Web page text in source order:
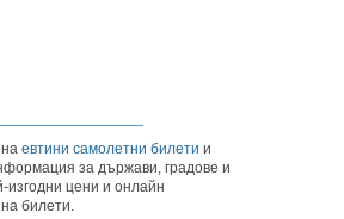
евтини самолетни билети и
за държави, градове и
цени и онлайн
билети.